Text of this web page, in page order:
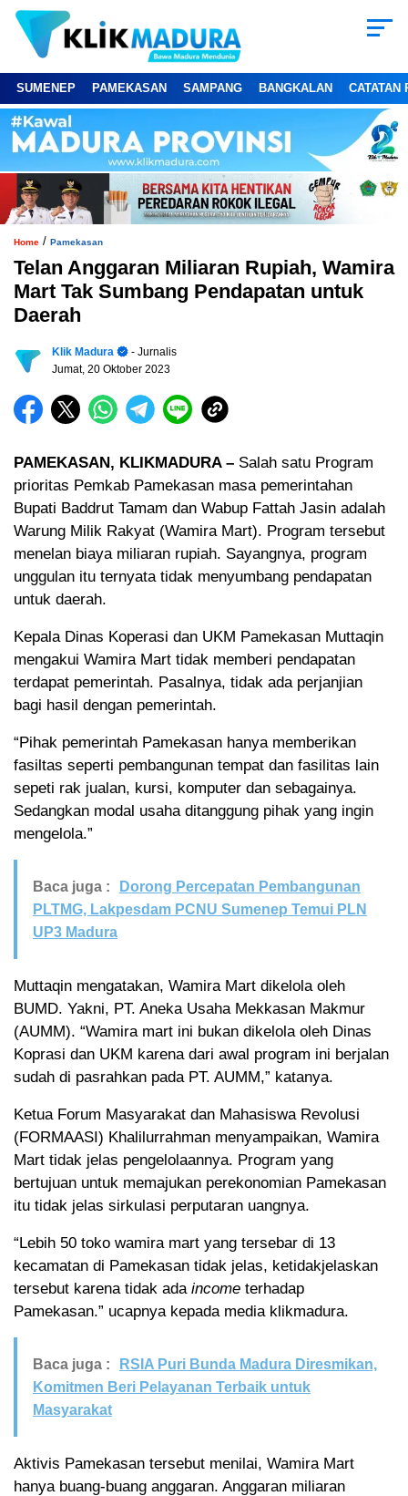
SUMENEP PAMEKASAN SAMPANG BANGKALAN CATATAN
Home / Pamekasan
Telan Anggaran Miliaran Rupiah, Wamira
Mart Tak Sumbang Pendapatan untuk
Daerah
Klik Madura
- Jurnalis
Jumat, 20 Oktober 2023
PAMEKASAN, KLIKMADURA – Salah satu Program
prioritas Pemkab Pamekasan masa pemerintahan
Bupati Baddrut Tamam dan Wabup Fattah Jasin adalah
Warung Milik Rakyat (Wamira Mart). Program tersebut
menelan biaya miliaran rupiah. Sayangnya, program
unggulan itu ternyata tidak menyumbang pendapatan
untuk daerah.
Kepala Dinas Koperasi dan UKM Pamekasan Muttaqin
mengakui Wamira Mart tidak memberi pendapatan
terdapat pemerintah. Pasalnya, tidak ada perjanjian
bagi hasil dengan pemerintah.
“Pihak pemerintah Pamekasan hanya memberikan
fasiltas seperti pembangunan tempat dan fasilitas lain
sepeti rak jualan, kursi, komputer dan sebagainya.
Sedangkan modal usaha ditanggung pihak yang ingin
mengelola.”
Baca juga :
Dorong Percepatan Pembangunan
PLTMG, Lakpesdam PCNU Sumenep Temui PLN
UP3 Madura
Muttaqin mengatakan, Wamira Mart dikelola oleh
BUMD. Yakni, PT. Aneka Usaha Mekkasan Makmur
(AUMM). “Wamira mart ini bukan dikelola oleh Dinas
Koprasi dan UKM karena dari awal program ini berjalan
sudah di pasrahkan pada PT. AUMM,” katanya.
Ketua Forum Masyarakat dan Mahasiswa Revolusi
(FORMAASI) Khalilurrahman menyampaikan, Wamira
Mart tidak jelas pengelolaannya. Program yang
bertujuan untuk memajukan perekonomian Pamekasan
itu tidak jelas sirkulasi perputaran uangnya.
“Lebih 50 toko wamira mart yang tersebar di 13
kecamatan di Pamekasan tidak jelas, ketidakjelaskan
tersebut karena tidak ada income terhadap
Pamekasan.” ucapnya kepada media klikmadura.
Baca juga :
RSIA Puri Bunda Madura Diresmikan,
Komitmen Beri Pelayanan Terbaik untuk
Masyarakat
Aktivis Pamekasan tersebut menilai, Wamira Mart
hanya buang-buang anggaran. Anggaran miliaran